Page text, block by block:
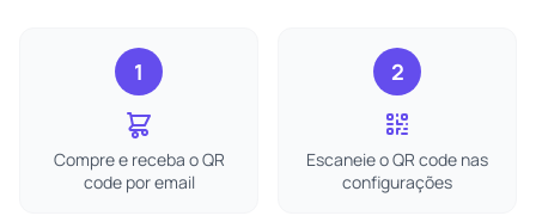
1
Compre e receba o QR
code por email
2
Escaneie o QR code nas
configurações